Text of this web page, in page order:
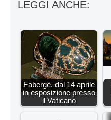
LEGGI ANCHE:
Fabergè, dal 14 aprile
in esposizione presso
il Vaticano